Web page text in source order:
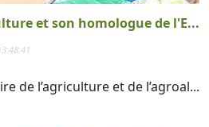
et son homologue de l'E...
de l’agriculture et de l’agroal...